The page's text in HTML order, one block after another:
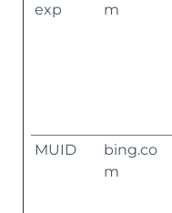
exp
m
MUID
bing.co
m